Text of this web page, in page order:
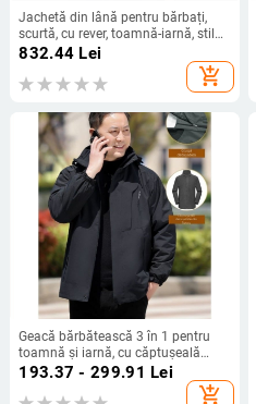
Jachetă din lână pentru bărbați,
scurtă, cu rever, toamnă-iarnă, stil
business casual
832.44 Lei
add_shopping_cart
Geacă bărbătească 3 în 1 pentru
toamnă și iarnă, cu căptușeală
detașabilă
193.37 - 299.91 Lei
add_shopping_cart